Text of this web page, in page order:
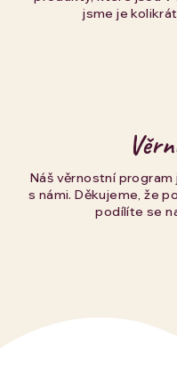
jsme je
Náš věrnostní
s námi. Děkujeme, že
podílíte se